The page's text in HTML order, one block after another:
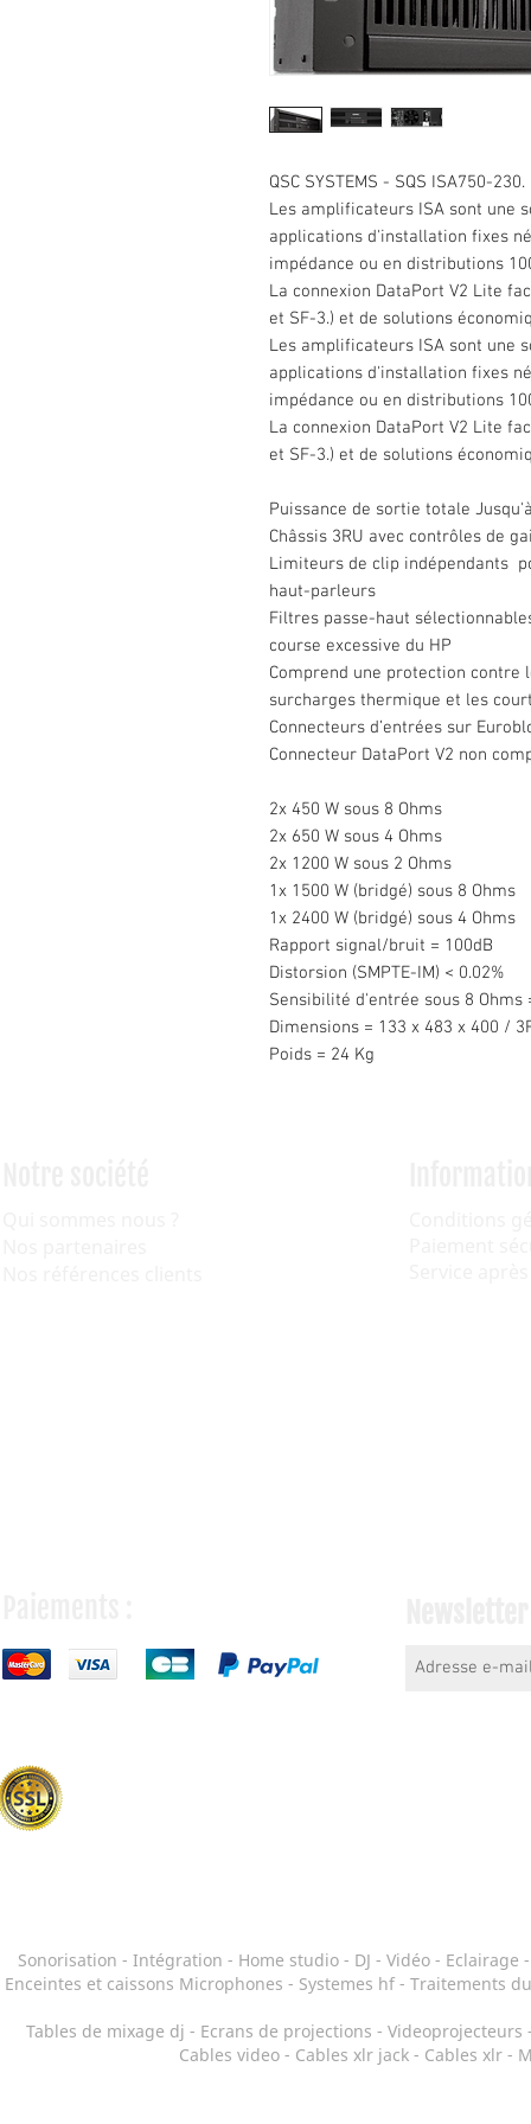
QSC SYSTEMS - SQS ISA750-230.
Les amplificateurs ISA sont une
applications d'installation fixes
impédance ou en distributions
La connexion DataPort V2 Lite
et SF-3.) et de solutions
Les amplificateurs ISA sont une
applications d'installation fixes
impédance ou en distributions
La connexion DataPort V2 Lite
et SF-3.) et de solutions
Puissance de sortie totale
Châssis 3RU avec contrôles de
Limiteurs de clip indépendants
haut-parleurs
Filtres passe-haut
course excessive du HP
Comprend une protection contre
surcharges thermique et les
Connecteurs d’entrées sur
Connecteur DataPort V2 non
2x 450 W sous 8 Ohms
2x 650 W sous 4 Ohms
2x 1200 W sous 2 Ohms
1x 1500 W (bridgé) sous 8 Ohms
1x 2400 W (bridgé) sous 4 Ohms
Rapport signal/bruit = 100dB
Distorsion (SMPTE-IM) < 0.02%
Sensibilité d'entrée sous 8 Ohms
Dimensions = 133 x 483 x 400 /
Poids = 24 Kg
Sonorisation - Intégration - Home studio - DJ - Vidéo - Eclairage -
Enceintes et caissons Microphones - Systemes hf - Traitements
Tables de mixage dj - Ecrans de projections - Videoprojecteurs -
Cables video- Cables xlr jack- Cables xlr-